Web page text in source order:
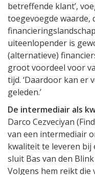
betreffende klant’,
toegevoegde waarde,
uiteenlopender is
(alternatieve)
groot voordeel voor
tijd. ‘Daardoor kan er
geleden.’
De intermediair als
Darco Cezveciyan
van een intermediair
kwaliteit te leveren bij
sluit Bas van den Blink
Volgens hem reikt